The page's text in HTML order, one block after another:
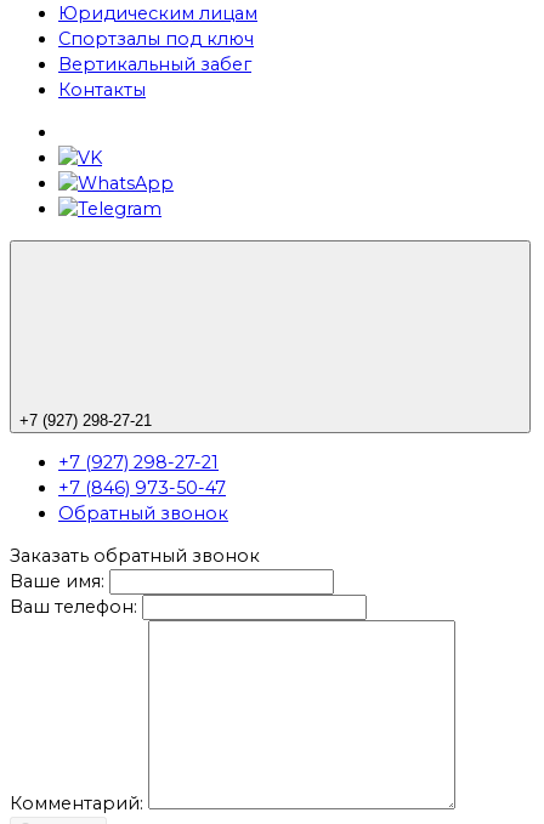
Юридическим лицам
Спортзалы под ключ
Вертикальный забег
Контакты
+7 (927) 298-27-21
+7 (927) 298-27-21
+7 (846) 973-50-47
Обратный звонок
Заказать обратный звонок
Ваше имя:
Ваш телефон:
Комментарий: